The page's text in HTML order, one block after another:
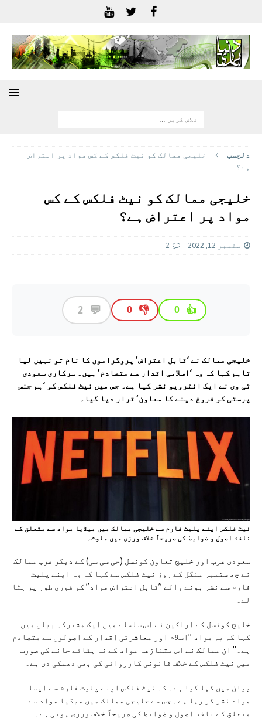
دلچسپ
خلیجی ممالک کو نیٹ فلکس کے کس مواد پر اعتراض
ہے؟
خلیجی ممالک کو نیٹ فلکس کے کس
مواد پر اعتراض ہے؟
ستمبر 12, 2022 2
👍
0
👎
0
💬
2
خلیجی ممالک نے ‘قابل اعتراض’ پروگراموں کا نام تو نہیں لیا
تاہم کہا کہ وہ ‘اسلامی اقدار سے متصادم’ ہیں۔ سرکاری سعودی
ٹی وی نے ایک انٹرویو نشر کیا ہے۔ جس میں نیٹ فلکس کو ‘ہم جنس
پرستی کو فروغ دینے کا معاون’ قرار دیا گیا۔
نیٹ فلکس اپنے پلیٹ فارم سے خلیجی ممالک میں میڈیا مواد سے متعلق کے
نافذ اصول و ضوابط کی صریحاً خلاف ورزی ميں ملوث۔
سعودی عرب اور خلیج تعاون کونسل (جی سی سی) کے دیگر عرب ممالک
نے چھ ستمبر منگل کے روز نیٹ فلکس سے کہا کہ وہ اپنے پلیٹ
فارم سے نشر ہونے والے ”قابل اعتراض مواد” کو فوری طور پر ہٹا
لے۔
خلیج کونسل کے اراکین نے اس سلسلے میں ایک مشترکہ بیان میں
کہا کہ یہ مواد ”اسلام اور معاشرتی اقدار کے اصولوں سے متصادم
ہے۔” ان ممالک نے اس متنازعہ مواد کے نہ ہٹائے جانے کی صورت
میں نیٹ فلکس کے خلاف قانونی کارروائی کی بھی دھمکی دی ہے۔
بیان میں کہا گیا ہے۔ کہ نیٹ فلکس اپنے پلیٹ فارم سے ایسا
مواد نشر کر رہا ہے۔ جس سے خلیجی ممالک میں میڈیا مواد سے
متعلق کے نافذ اصول و ضوابط کی صریحاً خلاف ورزی ہوتی ہے۔